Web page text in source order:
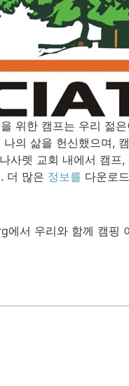
위한 캠프는 우리 젊
의 삶을 헌신했으며,
사렛 교회 내에서 캠프
더 많은 정보를 다운로
서 우리와 함께 캠핑